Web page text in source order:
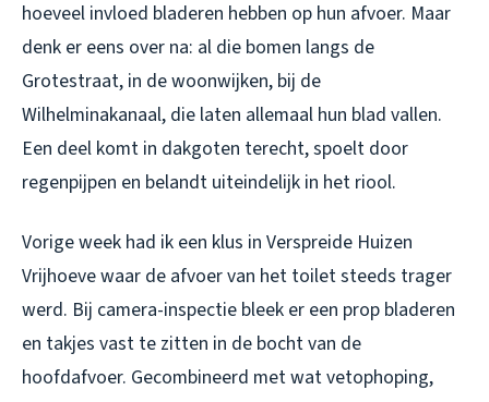
hoeveel invloed bladeren hebben op hun afvoer. Maar
denk er eens over na: al die bomen langs de
Grotestraat, in de woonwijken, bij de
Wilhelminakanaal, die laten allemaal hun blad vallen.
Een deel komt in dakgoten terecht, spoelt door
regenpijpen en belandt uiteindelijk in het riool.
Vorige week had ik een klus in Verspreide Huizen
Vrijhoeve waar de afvoer van het toilet steeds trager
werd. Bij camera-inspectie bleek er een prop bladeren
en takjes vast te zitten in de bocht van de
hoofdafvoer. Gecombineerd met wat vetophoping,